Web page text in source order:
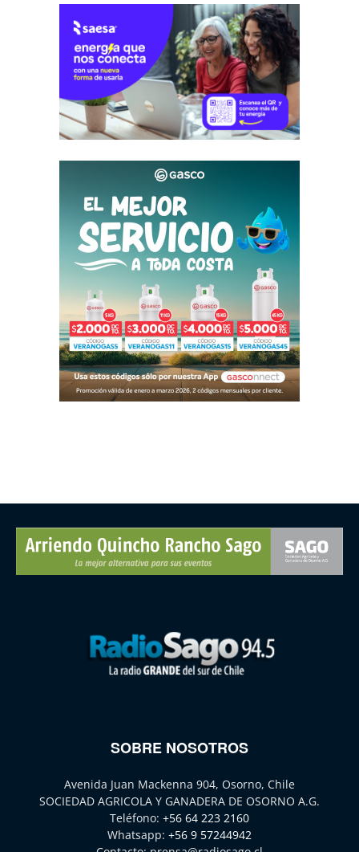
SOBRE NOSOTROS
Avenida Juan Mackenna 904, Osorno, Chile
SOCIEDAD AGRICOLA Y GANADERA DE OSORNO A.G.
Teléfono: +56 64 223 2160
Whatsapp: +56 9 57244942